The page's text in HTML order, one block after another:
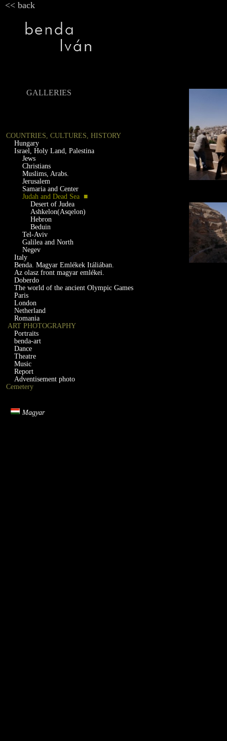
<< back
GALLERIES
COUNTRIES, CULTURES, HISTORY
Hungary
Israel, Holy Land, Palestina
Jews
Christians
Muslims, Arabs.
Jerusalem
Samaria and Center
Judah and Dead Sea ■
Desert of Judea
Ashkelon(Asqelon)
Hebron
Beduin
Tel-Aviv
Galilea and North
Negev
Italy
Benda. Magyar Emlékek Itáliában.
Az olasz front magyar emlékei.
Doberdo
The world of the ancient Olympic Games
Paris
London
Netherland
Romania
ART PHOTOGRAPHY
Portraits
benda-art
Dance
Theatre
Music
Report
Adventisement photo
Cemetery
Magyar